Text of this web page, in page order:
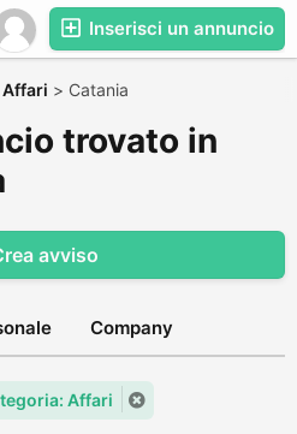
Inserisci un annuncio
Affari > Catania
trovato in
avviso
Company
Affari